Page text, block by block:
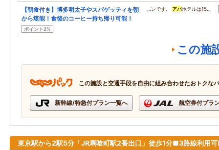
【朝食付き】博多明太子やスパゲッティを朝
から堪能！食後のコーヒー持ち帰り可能！
ポイント2%
…ンです。 アパホテルは15…
この施
この施設と交通手段を自由に組み合わせたおトクな
新幹線/特急付プラン一覧へ 航空券付プラ
東京駅から2駅5分「JR馬喰町駅2番出口」徒歩1分■3路線利用